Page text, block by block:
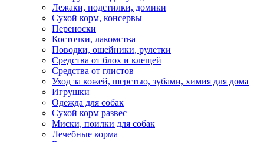
Лежаки, подстилки, домики
Сухой корм, консервы
Переноски
Косточки, лакомства
Поводки, ошейники, рулетки
Средства от блох и клещей
Средства от глистов
Уход за кожей, шерстью, зубами, химия для дома
Игрушки
Одежда для собак
Сухой корм развес
Миски, поилки для собак
Лечебные корма